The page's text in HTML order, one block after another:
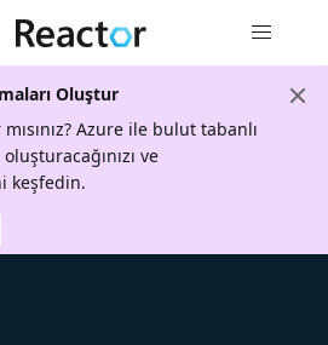
Oluştur
Azure ile bulut tabanlı
ve
keşfedin.